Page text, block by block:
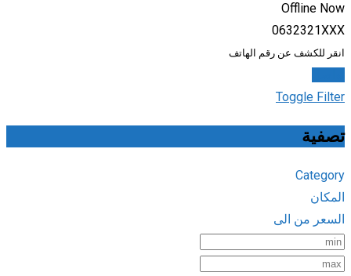
Offline Now
0632321XXX
انقر للكشف عن رقم الهاتف
Toggle Filter
تصفية
Category
المكان
السعر من الى